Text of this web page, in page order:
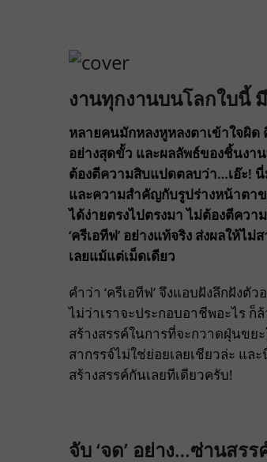
งานทุกงานบนโลกใบนี้
หลายคนมักหลงหูหลงตาเข้าใจผิด
อย่างสุดขั้ว และผลลัพธ์ของชิ้นงา
ต้องตีความสิบแปดตลบว่า…เอ๊ะ!
และความสำคัญกับรูปร่างหน้าตา
ได้ง่ายตรงไปตรงมา ไม่ต้องตีควา
‘ครีเอทีฟ’ อย่างแท้จริง ส่งผลให้
เลยแม้แต่เม็ดเดียว
คำว่า ‘ครีเอทีฟ’ จึงแอบฝังลึกฝัง
ไม่ว่าเราจะประกอบอาชีพอะไร
สร้างสรรค์ในการที่จะกวาดฝุ่นขย
สากรรจ์ไม่ใช่ย่อยเลยเชียวล่ะ แล
สร้างสรรค์กันเลยทีเดียวครับ!
จับ ‘จด’ อย่าง…ซ่านสรร